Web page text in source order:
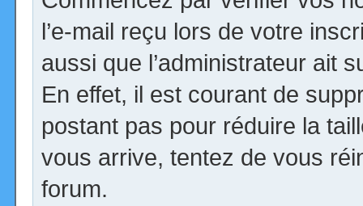
l’e-mail reçu lors de votre
aussi que l’administrateur ait
En effet, il est courant de
postant pas pour réduire la
vous arrive, tentez de vous
forum.